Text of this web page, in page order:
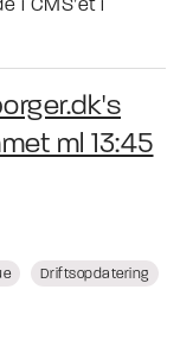
i CMS’et i
ml 13:45
Driftsopdatering